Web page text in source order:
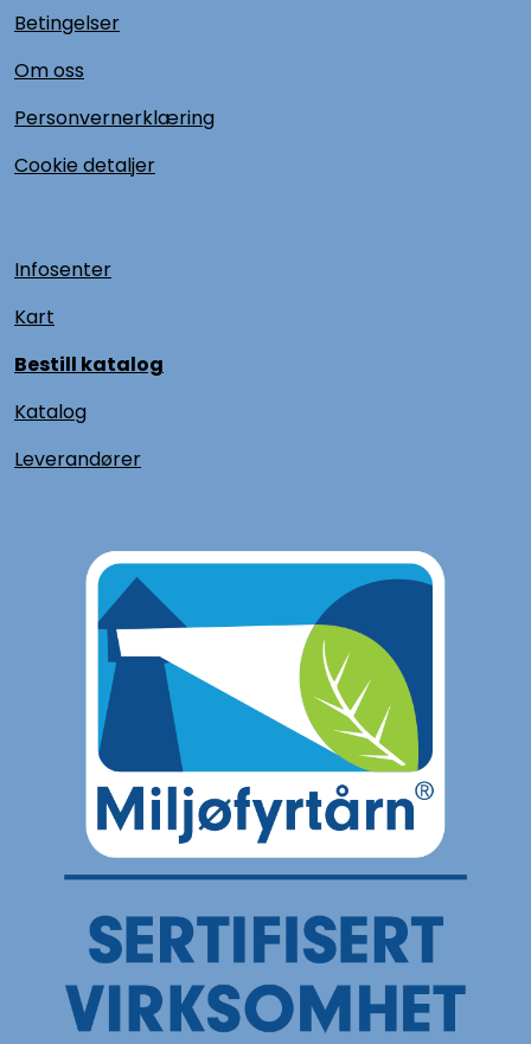
Betingelser
Om oss
Personvernerklæring
Cookie detaljer
Infosenter
Kart
Bestill katalog
Katalog
Leverandører